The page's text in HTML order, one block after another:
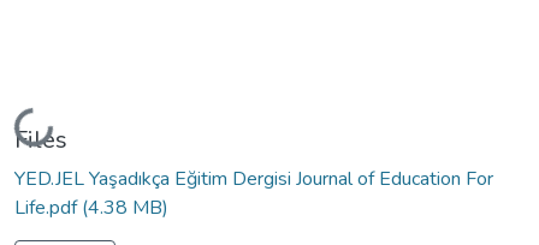
Loading...
Files
YED.JEL Yaşadıkça Eğitim Dergisi Journal of Education For
Life.pdf(4.38 MB)